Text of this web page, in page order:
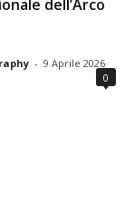
dell’Arco
- 9 Aprile 2026
0